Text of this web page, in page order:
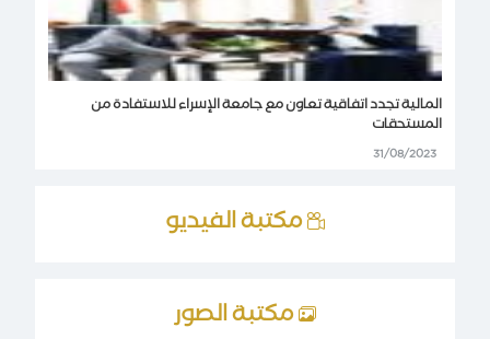
المالية تجدد اتفاقية تعاون مع جامعة الإسراء للاستفادة من
المستحقات
31/08/2023
مكتبة الفيديو
مكتبة الصور